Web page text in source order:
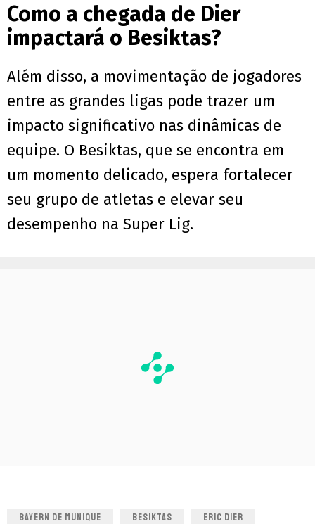
Como a chegada de Dier
impactará o Besiktas?
Além disso, a movimentação de jogadores
entre as grandes ligas pode trazer um
impacto significativo nas dinâmicas de
equipe. O Besiktas, que se encontra em
um momento delicado, espera fortalecer
seu grupo de atletas e elevar seu
desempenho na Super Lig.
PUBLICIDADE
BAYERN DE MUNIQUE BESIKTAS ERIC DIER